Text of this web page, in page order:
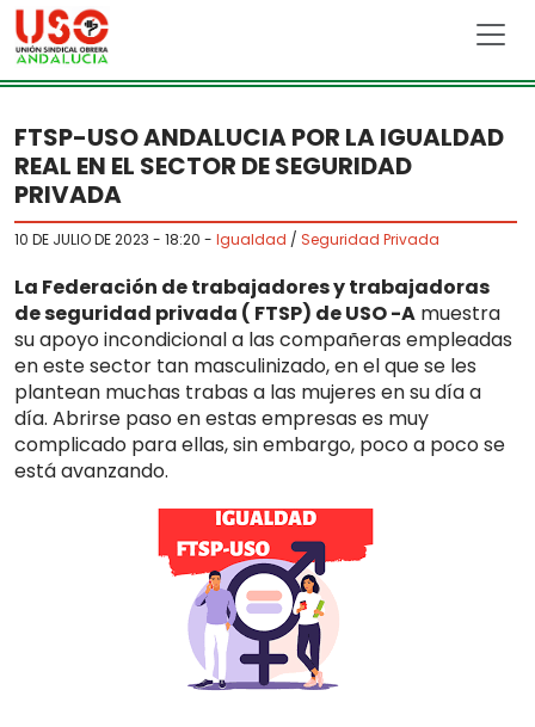
Skip to main content
FTSP-USO ANDALUCIA POR LA IGUALDAD
REAL EN EL SECTOR DE SEGURIDAD
PRIVADA
10 DE JULIO DE 2023 - 18:20 - Igualdad / Seguridad Privada
La Federación de trabajadores y trabajadoras
de seguridad privada ( FTSP) de USO -A muestra
su apoyo incondicional a las compañeras empleadas
en este sector tan masculinizado, en el que se les
plantean muchas trabas a las mujeres en su día a
día. Abrirse paso en estas empresas es muy
complicado para ellas, sin embargo, poco a poco se
está avanzando.